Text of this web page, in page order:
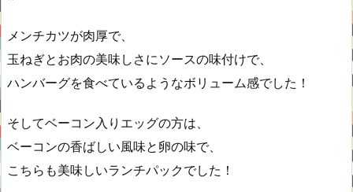
メンチカツが肉厚で、
玉ねぎとお肉の美味しさにソースの味付けで、
ハンバーグを食べているようなボリューム感でした！
そしてベーコン入りエッグの方は、
ベーコンの香ばしい風味と卵の味で、
こちらも美味しいランチパックでした！